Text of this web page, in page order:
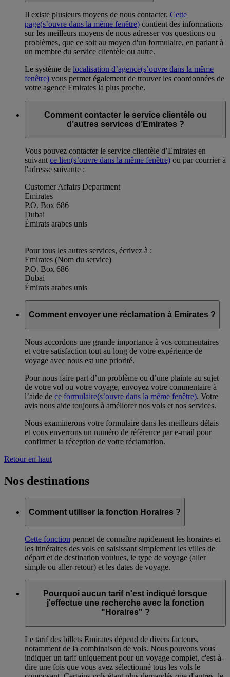
Il existe plusieurs moyens de nous contacter. Cette
page(s’ouvre dans la même fenêtre) contient des informations
sur les meilleurs moyens de nous adresser vos questions ou
problèmes, que ce soit au moyen d'un formulaire, en parlant à
un membre du service clientèle ou autre.
Le système de localisation d’agence(s’ouvre dans la même
fenêtre) vous permet également de trouver les coordonnées de
votre agence Emirates la plus proche.
Comment contacter le service clientèle ou
d’autres services d’Emirates ?
Vous pouvez contacter le service clientèle d’Emirates en
suivantce lien(s’ouvre dans la même fenêtre) ou par courrier à
l'adresse suivante :
Customer Affairs Department
Emirates
P.O. Box 686
Dubai
Émirats arabes unis
Pour tous les autres services, écrivez à :
Emirates (Nom du service)
P.O. Box 686
Dubai
Émirats arabes unis
Comment envoyer une réclamation à Emirates ?
Nous accordons une grande importance à vos commentaires
et votre satisfaction tout au long de votre expérience de
voyage avec nous est une priorité.
Pour nous faire part d’un problème ou d’une plainte au sujet
de votre vol ou votre voyage, envoyez votre commentaire à
l’aide de ce formulaire(s’ouvre dans la même fenêtre). Votre
avis nous aide toujours à améliorer nos vols et nos services.
Nous examinerons votre formulaire dans les meilleurs délais
et vous enverrons un numéro de référence par e-mail pour
confirmer la réception de votre réclamation.
Retour en haut
Nos destinations
Comment utiliser la fonction Horaires ?
Cette fonction permet de connaître rapidement les horaires et
les itinéraires des vols en saisissant simplement les villes de
départ et de destination voulues, le type de voyage (aller
simple ou aller-retour) et les dates de voyage.
Pourquoi aucun tarif n'est indiqué lorsque
j'effectue une recherche avec la fonction
"Horaires" ?
Le tarif des billets Emirates dépend de divers facteurs,
notamment de la combinaison de vols. Nous pouvons vous
indiquer un tarif uniquement pour un voyage complet, c'est-à-
dire une fois que vous avez sélectionné tous les vols le